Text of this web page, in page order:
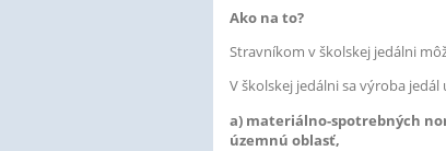
Ako na to?
Stravníkom v školskej jedálni
V školskej jedálni sa výroba
a) materiálno-spotrebných
územnú oblasť,